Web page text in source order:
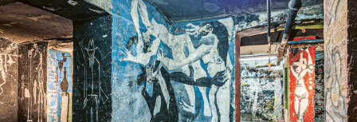
Stellenangebote Newsletter Presse
Nachhaltigkeit Kontakt
Digitale Sammlungen Exil-Archive